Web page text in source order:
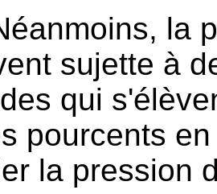
la
sujette à
qui
pourcents
la pression